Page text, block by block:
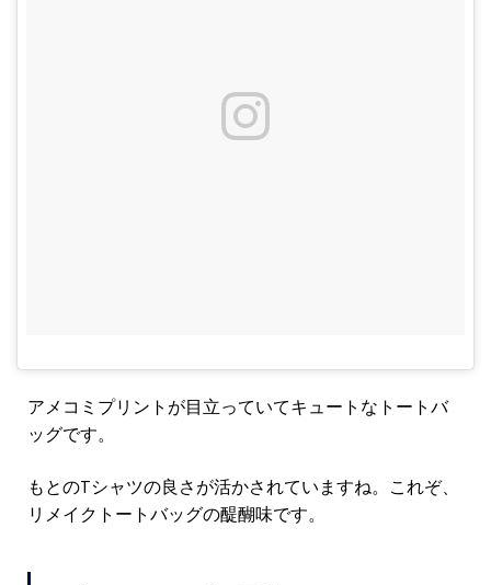
アメコミプリントが目立っていてキュートなトートバ
ッグです。
もとのTシャツの良さが活かされていますね。これぞ、
リメイクトートバッグの醍醐味です。